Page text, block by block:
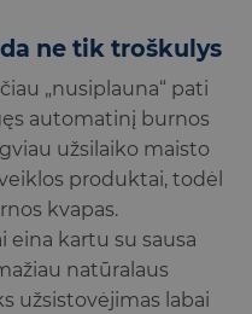
ne tik troškulys
„nusiplauna“ pati
automatinį burnos
užsilaiko maisto
produktai, todėl
kvapas.
eina kartu su sausa
natūralaus
užsistovėjimas labai